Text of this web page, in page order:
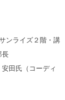
ンライズ２階・講
田氏（コーディ